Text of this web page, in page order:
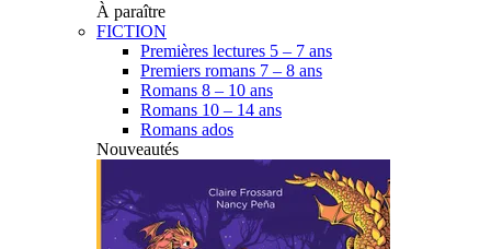
À paraître
FICTION
Premières lectures 5 – 7 ans
Premiers romans 7 – 8 ans
Romans 8 – 10 ans
Romans 10 – 14 ans
Romans ados
Nouveautés